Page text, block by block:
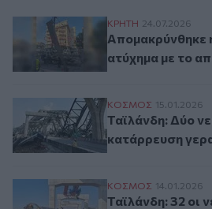
Απομακρύνθηκε
ΚΡΗΤΗ 24.07.2026
Απομακρύνθηκε
ατύχημα με το
Ταϊλάνδη: Δύο
ΚΟΣΜΟΣ 15.01.2026
Ταϊλάνδη: Δύο
κατάρρευση
Ταϊλάνδη: 32 οι
ΚΟΣΜΟΣ 14.01.2026
Ταϊλάνδη: 32 οι